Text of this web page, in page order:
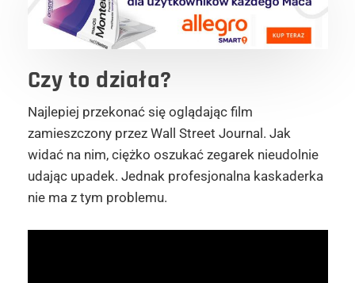
Czy to działa?
Najlepiej przekonać się oglądając film
zamieszczony przez Wall Street Journal. Jak
widać na nim, ciężko oszukać zegarek nieudolnie
udając upadek. Jednak profesjonalna kaskaderka
nie ma z tym problemu.